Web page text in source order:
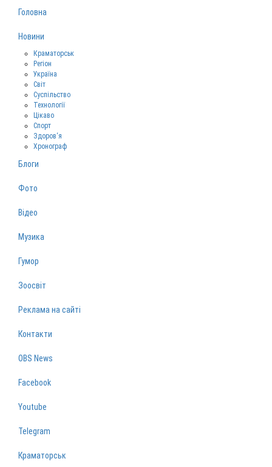
Головна
Новини
Краматорськ
Регіон
Україна
Світ
Суспільство
Технології
Цікаво
Спорт
Здоров‘я
Хронограф
Блоги
Фото
Відео
Музика
Гумор
Зоосвіт
Реклама на сайті
Контакти
OBS News
Facebook
Youtube
Telegram
Краматорськ